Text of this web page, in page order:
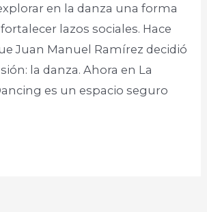
en la danza una forma
lazos sociales. Hace
Juan Manuel Ramírez decidió
la danza. Ahora en La
es un espacio seguro